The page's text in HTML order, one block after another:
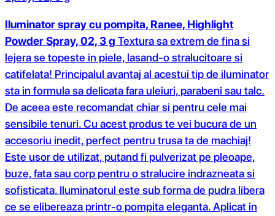
Iluminator spray cu pompita, Ranee, Highlight
Powder Spray, 02, 3 g Textura sa extrem de fina si
lejera se topeste in piele, lasand-o stralucitoare si
catifelata! Principalul avantaj al acestui tip de iluminator
sta in formula sa delicata fara uleiuri, parabeni sau talc.
De aceea este recomandat chiar si pentru cele mai
sensibile tenuri. Cu acest produs te vei bucura de un
accesoriu inedit, perfect pentru trusa ta de machiaj!
Este usor de utilizat, putand fi pulverizat pe pleoape,
buze, fata sau corp pentru o stralucire indrazneata si
sofisticata. Iluminatorul este sub forma de pudra libera
ce se elibereaza printr-o pompita eleganta. Aplicat in